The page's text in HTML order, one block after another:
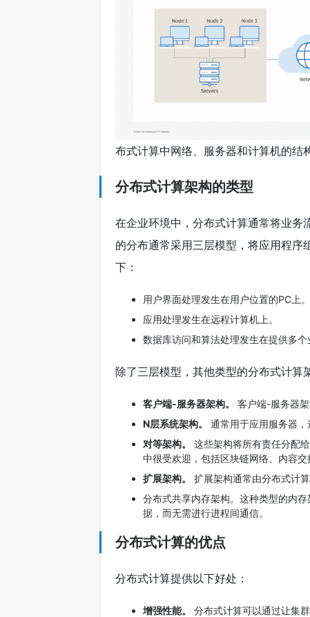
布式计算中网络、服务器和计算机的结构
分布式计算架构的类型
在企业环境中，分布式计算通常将业务
的分布通常采用三层模型，将应用程
下：
用户界面处理发生在用户位置的PC上。
应用处理发生在远程计算机上。
数据库访问和算法处理发生在提供多个
除了三层模型，其他类型的分布式计算
客户端-服务器架构。
客户端-服务器
N层系统架构。
通常用于应用服务器，
对等架构。
这些架构将所有责任分配
中很受欢迎，包括区块链网络、内容交
扩展架构。
扩展架构通常由分布式计
分布式共享内存架构。这种类型的内
据，而无需进行进程间通信。
分布式计算的优点
分布式计算提供以下好处：
增强性能。
分布式计算可以通过让集